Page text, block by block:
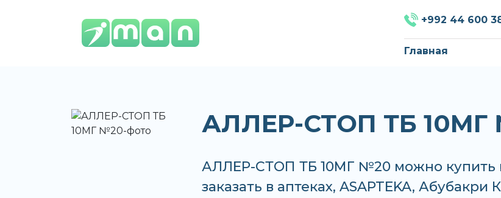
+992 44 600
Главная
АЛЛЕР-СТОП ТБ 10МГ
АЛЛЕР-СТОП ТБ 10МГ №20 можно купить
заказать в аптеках, ASAPTEKA, Абубакри